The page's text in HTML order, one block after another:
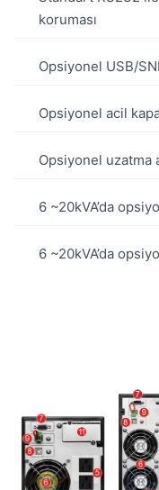
koruması
Opsiyonel USB/
Opsiyonel acil
Opsiyonel uzatma
6 ~20kVA’da
6 ~20kVA’da